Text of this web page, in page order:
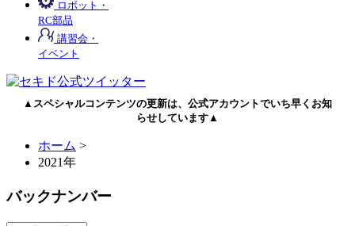
ロボット・
RC部品
講習会・
イベント
▲スペシャルコンテンツの更新は、公式アカウントでいち早くお知
らせしています▲
ホーム >
2021年
バックナンバー